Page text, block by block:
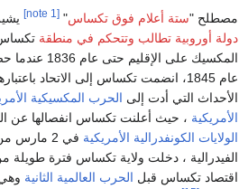
مصطلح "ستة أعلام فوق تكساس"
[note 1]
دولة أوروبية تطالب وتتحكم في منطقة
المكسيك على الإقليم حتى عام 1836 عندما حصلت تكساس على استقلالها، وأصبحت
عام 1845، انضمت تكساس إلى الاتحاد باعتبارها الولاية الثامنة والعشرين.
الأحداث التي أدت إلى الحرب المكسيكية
الأمريكية ، حيث أعلنت تكساس انفصالها عن الولايات
الولايات الكونفدرالية الأمريكية
في 2
الفيدرالية ، دخلت ولاية تكساس فترة طويلة
اقتصاد تكساس قبل الحرب العالمية الثانية